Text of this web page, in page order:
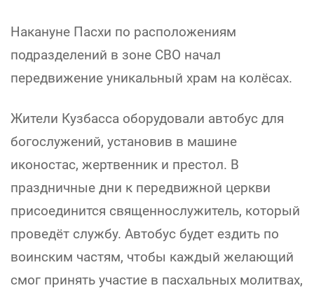
Накануне Пасхи по расположениям
подразделений в зоне СВО начал
передвижение уникальный храм на колёсах.
Жители Кузбасса оборудовали автобус для
богослужений, установив в машине
иконостас, жертвенник и престол. В
праздничные дни к передвижной церкви
присоединится священнослужитель, который
проведёт службу. Автобус будет ездить по
воинским частям, чтобы каждый желающий
смог принять участие в пасхальных молитвах,